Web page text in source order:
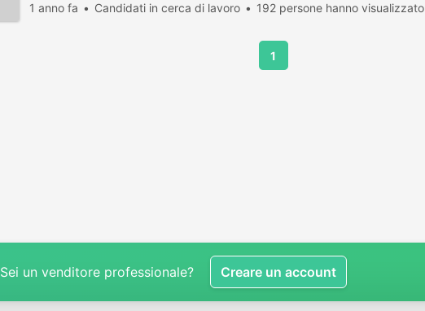
1 anno fa Candidati in cerca di lavoro 192 persone hanno visualizzato
1
Sei un venditore professionale? Creare un account